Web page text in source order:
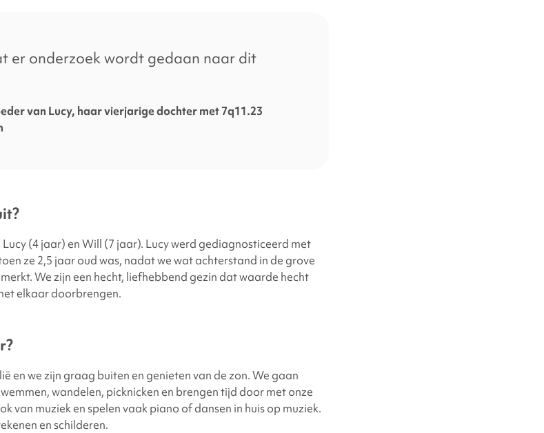
er onderzoek wordt gedaan naar dit
van Lucy, haar vierjarige dochter met 7q11.23
(4 jaar) en Will (7 jaar). Lucy werd gediagnosticeerd met
ze 2,5 jaar oud was, nadat we wat achterstand in de grove
We zijn een hecht, liefhebbend gezin dat waarde hecht
elkaar doorbrengen.
en we zijn graag buiten en genieten van de zon. We gaan
wandelen, picknicken en brengen tijd door met onze
van muziek en spelen vaak piano of dansen in huis op muziek.
en schilderen.